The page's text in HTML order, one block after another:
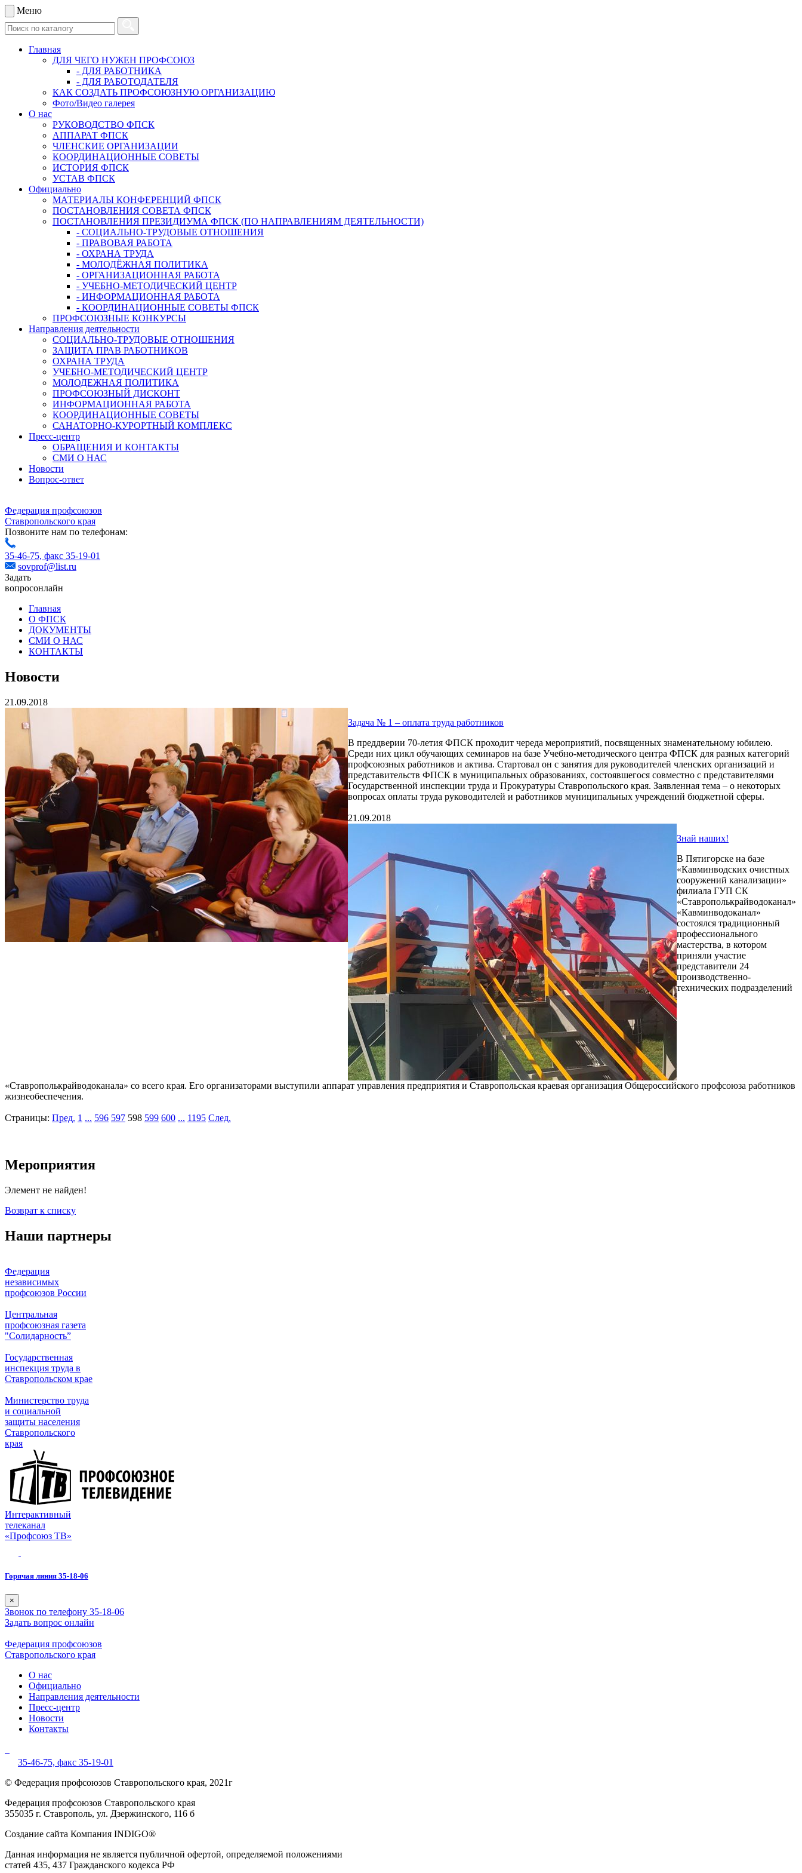
Меню
Главная
ДЛЯ ЧЕГО НУЖЕН ПРОФСОЮЗ
- ДЛЯ РАБОТНИКА
- ДЛЯ РАБОТОДАТЕЛЯ
КАК СОЗДАТЬ ПРОФСОЮЗНУЮ ОРГАНИЗАЦИЮ
Фото/Видео галерея
О нас
РУКОВОДСТВО ФПСК
АППАРАТ ФПСК
ЧЛЕНСКИЕ ОРГАНИЗАЦИИ
КООРДИНАЦИОННЫЕ СОВЕТЫ
ИСТОРИЯ ФПСК
УСТАВ ФПСК
Официально
МАТЕРИАЛЫ КОНФЕРЕНЦИЙ ФПСК
ПОСТАНОВЛЕНИЯ СОВЕТА ФПСК
ПОСТАНОВЛЕНИЯ ПРЕЗИДИУМА ФПСК (ПО НАПРАВЛЕНИЯМ ДЕЯТЕЛЬНОСТИ)
- СОЦИАЛЬНО-ТРУДОВЫЕ ОТНОШЕНИЯ
- ПРАВОВАЯ РАБОТА
- ОХРАНА ТРУДА
- МОЛОДЁЖНАЯ ПОЛИТИКА
- ОРГАНИЗАЦИОННАЯ РАБОТА
- УЧЕБНО-МЕТОДИЧЕСКИЙ ЦЕНТР
- ИНФОРМАЦИОННАЯ РАБОТА
- КООРДИНАЦИОННЫЕ СОВЕТЫ ФПСК
ПРОФСОЮЗНЫЕ КОНКУРСЫ
Направления деятельности
СОЦИАЛЬНО-ТРУДОВЫЕ ОТНОШЕНИЯ
ЗАЩИТА ПРАВ РАБОТНИКОВ
ОХРАНА ТРУДА
УЧЕБНО-МЕТОДИЧЕСКИЙ ЦЕНТР
МОЛОДЕЖНАЯ ПОЛИТИКА
ПРОФСОЮЗНЫЙ ДИСКОНТ
ИНФОРМАЦИОННАЯ РАБОТА
КООРДИНАЦИОННЫЕ СОВЕТЫ
САНАТОРНО-КУРОРТНЫЙ КОМПЛЕКС
Пресс-центр
ОБРАЩЕНИЯ И КОНТАКТЫ
СМИ О НАС
Новости
Вопрос-ответ
Федерация профсоюзов
Ставропольского края
Позвоните нам по телефонам:
35-46-75, факс 35-19-01
sovprof@list.ru
Задать
вопросонлайн
Главная
О ФПСК
ДОКУМЕНТЫ
СМИ О НАС
КОНТАКТЫ
Новости
21.09.2018
Задача № 1 – оплата труда работников
В преддверии 70-летия ФПСК проходит череда мероприятий, посвященных знаменательному юбилею.
Среди них цикл обучающих семинаров на базе Учебно-методического центра ФПСК для разных категорий
профсоюзных работников и актива. Стартовал он с занятия для руководителей членских организаций и
представительств ФПСК в муниципальных образованиях, состоявшегося совместно с представителями
Государственной инспекции труда и Прокуратуры Ставропольского края. Заявленная тема – о некоторых
вопросах оплаты труда руководителей и работников муниципальных учреждений бюджетной сферы.
21.09.2018
Знай наших!
В Пятигорске на базе
«Кавминводских очистных
сооружений канализации»
филиала ГУП СК
«Ставрополькрайводоканал»
«Кавминводоканал»
состоялся традиционный
профессионального
мастерства, в котором
приняли участие
представители 24
производственно-
технических подразделений
«Ставрополькрайводоканала» со всего края. Его организаторами выступили аппарат управления предприятия и Ставропольская краевая организация Общероссийского профсоюза работников
жизнеобеспечения.
Страницы: Пред. 1 ... 596 597 598 599 600 ... 1195 След.
Мероприятия
Элемент не найден!
Возврат к списку
Наши партнеры
Федерация
независимых
профсоюзов России
Центральная
профсоюзная газета
"Солидарность”
Государственная
инспекция труда в
Ставропольском крае
Министерство труда
и социальной
защиты населения
Ставропольского
края
Интерактивный
телеканал
«Профсоюз ТВ»
Горячая линия 35-18-06
×
Звонок по телефону 35-18-06
Задать вопрос онлайн
Федерация профсоюзов
Ставропольского края
О нас
Официально
Направления деятельности
Пресс-центр
Новости
Контакты
35-46-75, факс 35-19-01
© Федерация профсоюзов Ставропольского края, 2021г
Федерация профсоюзов Ставропольского края
355035 г. Ставрополь, ул. Дзержинского, 116 б
Создание сайта Компания INDIGO®
Данная информация не является публичной офертой, определяемой положениями
статей 435, 437 Гражданского кодекса РФ